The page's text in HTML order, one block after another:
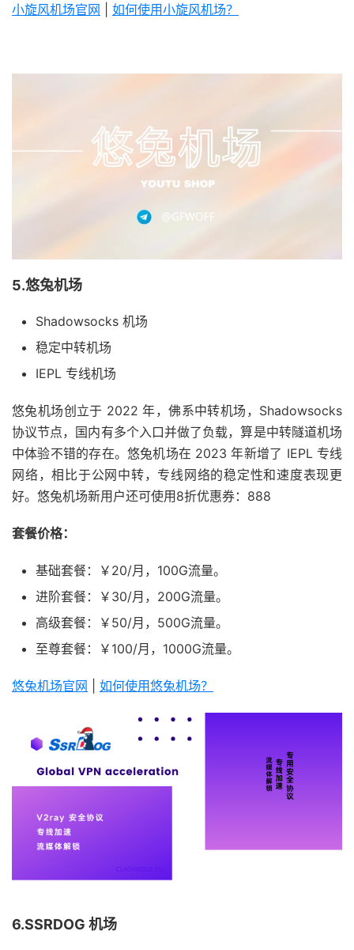
小旋风机场官网 如何使用小旋风机场？
5.悠兔机场
Shadowsocks 机场
稳定中转机场
IEPL 专线机场
悠兔机场创立于 2022 年，佛系中转机场，Shadowsocks
协议节点，国内有多个入口并做了负载，算是中转隧道机场
中体验不错的存在。悠兔机场在 2023 年新增了 IEPL 专线
网络，相比于公网中转，专线网络的稳定性和速度表现更
好。悠兔机场新用户还可使用8折优惠券：888
套餐价格：
基础套餐：￥20/月，100G流量。
进阶套餐：￥30/月，200G流量。
高级套餐：￥50/月，500G流量。
至尊套餐：￥100/月，1000G流量。
悠兔机场官网 如何使用悠兔机场？
6.SSRDOG 机场